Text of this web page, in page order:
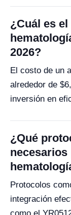
¿Cuál es
2026?
El costo de un
alrededor de
inversión en
¿Qué
necesarios
Protocolos
integración